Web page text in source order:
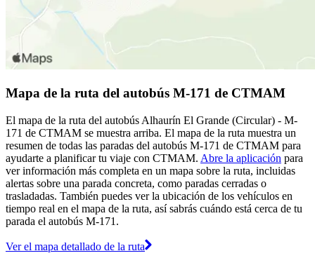
Mapa de la ruta del autobús M-171 de CTMAM
El mapa de la ruta del autobús Alhaurín El Grande (Circular) - M-
171 de CTMAM se muestra arriba. El mapa de la ruta muestra un
resumen de todas las paradas del autobús M-171 de CTMAM para
ayudarte a planificar tu viaje con CTMAM. Abre la aplicación para
ver información más completa en un mapa sobre la ruta, incluidas
alertas sobre una parada concreta, como paradas cerradas o
trasladadas. También puedes ver la ubicación de los vehículos en
tiempo real en el mapa de la ruta, así sabrás cuándo está cerca de tu
parada el autobús M-171.
Ver el mapa detallado de la ruta